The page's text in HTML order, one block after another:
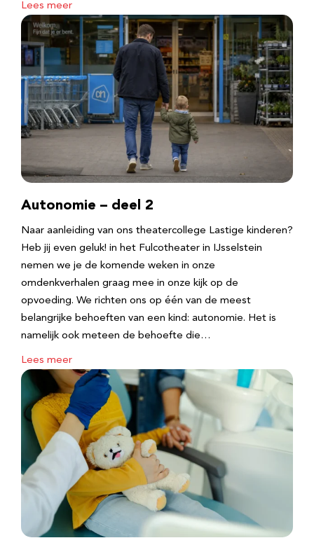
Lees meer
Autonomie – deel 2
Naar aanleiding van ons theatercollege Lastige kinderen?
Heb jij even geluk! in het Fulcotheater in IJsselstein
nemen we je de komende weken in onze
omdenkverhalen graag mee in onze kijk op de
opvoeding. We richten ons op één van de meest
belangrijke behoeften van een kind: autonomie. Het is
namelijk ook meteen de behoefte die…
Lees meer